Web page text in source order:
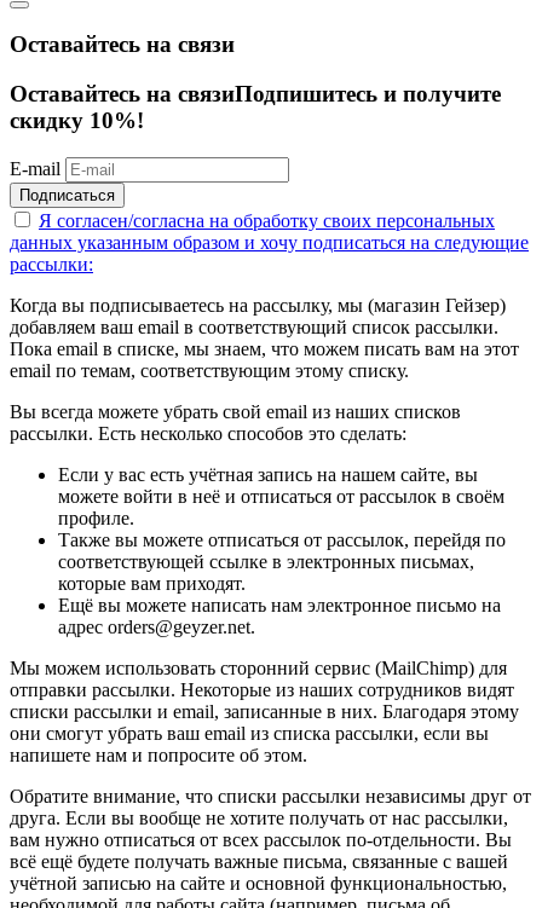
Оставайтесь на связи
Оставайтесь на связиПодпишитесь и получите
скидку 10%!
E-mail
Подписаться
Я согласен/согласна на обработку своих персональных
данных указанным образом и хочу подписаться на следующие
рассылки:
Когда вы подписываетесь на рассылку, мы (магазин Гейзер)
добавляем ваш email в соответствующий список рассылки.
Пока email в списке, мы знаем, что можем писать вам на этот
email по темам, соответствующим этому списку.
Вы всегда можете убрать свой email из наших списков
рассылки. Есть несколько способов это сделать:
Если у вас есть учётная запись на нашем сайте, вы
можете войти в неё и отписаться от рассылок в своём
профиле.
Также вы можете отписаться от рассылок, перейдя по
соответствующей ссылке в электронных письмах,
которые вам приходят.
Ещё вы можете написать нам электронное письмо на
адрес orders@geyzer.net.
Мы можем использовать сторонний сервис (MailChimp) для
отправки рассылки. Некоторые из наших сотрудников видят
списки рассылки и email, записанные в них. Благодаря этому
они смогут убрать ваш email из списка рассылки, если вы
напишете нам и попросите об этом.
Обратите внимание, что списки рассылки независимы друг от
друга. Если вы вообще не хотите получать от нас рассылки,
вам нужно отписаться от всех рассылок по-отдельности. Вы
всё ещё будете получать важные письма, связанные с вашей
учётной записью на сайте и основной функциональностью,